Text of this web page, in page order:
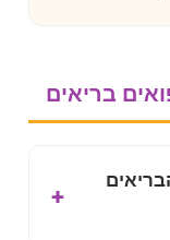
בריאים